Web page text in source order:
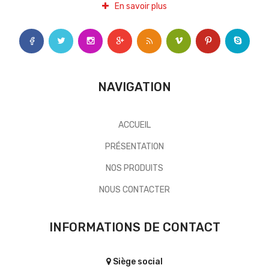
En savoir plus
NAVIGATION
ACCUEIL
PRÉSENTATION
NOS PRODUITS
NOUS CONTACTER
INFORMATIONS DE CONTACT
Siège social